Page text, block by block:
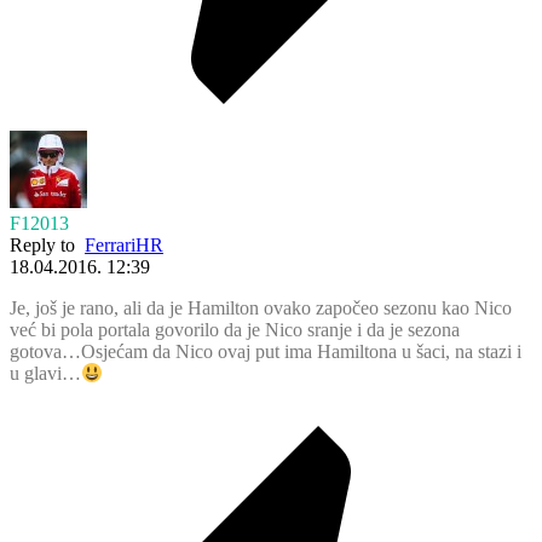
F12013
Reply to FerrariHR
18.04.2016. 12:39
Je, još je rano, ali da je Hamilton ovako započeo sezonu kao Nico
već bi pola portala govorilo da je Nico sranje i da je sezona
gotova…Osjećam da Nico ovaj put ima Hamiltona u šaci, na stazi i
u glavi…